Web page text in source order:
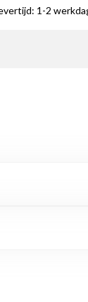
1-2